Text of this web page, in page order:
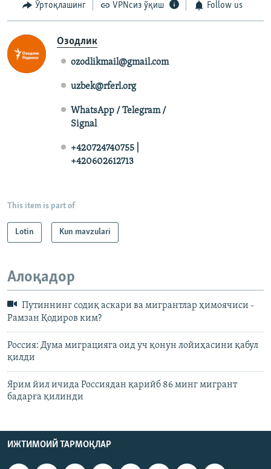
Ўртоқлашинг VPNсиз ўқиш Follow us
Озодлик
ozodlikmail@gmail.com
uzbek@rferl.org
WhatsApp / Telegram /
Signal
+420724740755 |
+420602612713
This item is part of
Lotin Kun mavzulari
Алоқадор
Путиннинг содиқ аскари ва мигрантлар ҳимоячиси -
Рамзан Қодиров ким?
Россия: Дума миграцияга оид уч қонун лойиҳасини қабул
қилди
Ярим йил ичида Россиядан қарийб 86 минг мигрант
бадарға қилинди
ИЖТИМОИЙ ТАРМОҚЛАР